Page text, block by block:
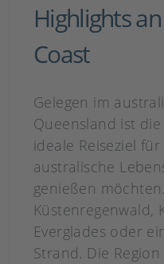
Highlights
Coast
Gelegen im
Queensland ist
ideale Reiseziel
australische
genießen
Küstenregenwald,
Everglades oder
Strand. Die